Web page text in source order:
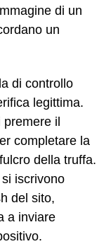
di un
un
di controllo
legittima.
premere il
completare la
della truffa.
iscrivono
del sito,
a inviare